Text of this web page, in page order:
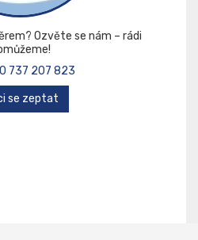
Ozvěte se nám – rádi
737 207 823
se zeptat